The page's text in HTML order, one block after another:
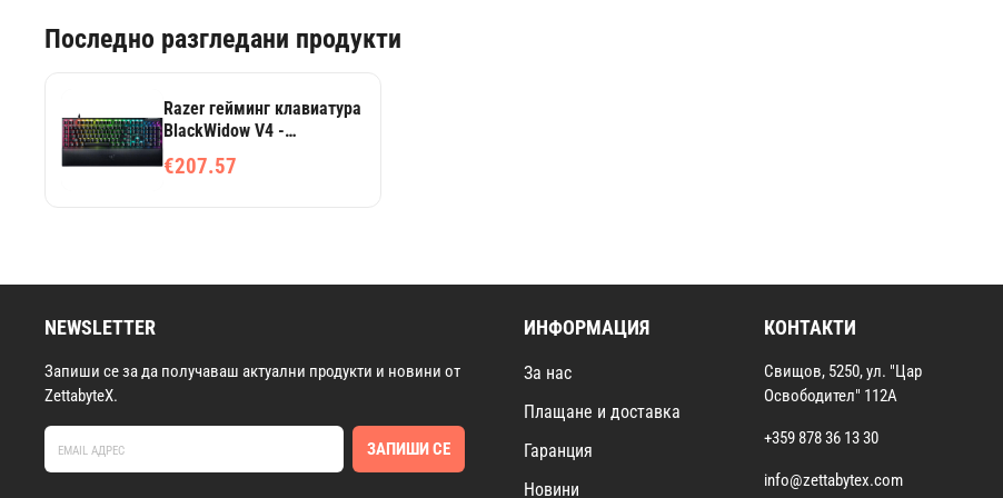
Последно разгледани продукти
Razer гейминг клавиатура
BlackWidow V4 -
US подредба, RGB
€207.57
NEWSLETTER
Запиши се за да получаваш актуални продукти и новини от
ZettabyteX.
ЗАПИШИ СЕ
ИНФОРМАЦИЯ
За нас
Плащане и доставка
Гаранция
Новини
КОНТАКТИ
Свищов, 5250, ул. "Цар
Освободител" 112А
+359 878 36 13 30
info@zettabytex.com